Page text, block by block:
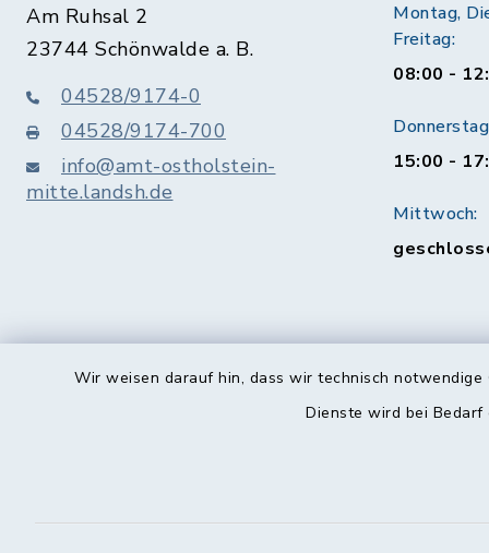
Wir weisen darauf hin, dass wir technisch
Dienste wird bei
Am Ruhsal 2
23744 Schönwalde a. B.
04528/9174-0
04528/9174-700
info@amt-ostholstein-
mitte.landsh.de
Montag,
Freitag:
08:00 -
15:00 -
Mittwoch: